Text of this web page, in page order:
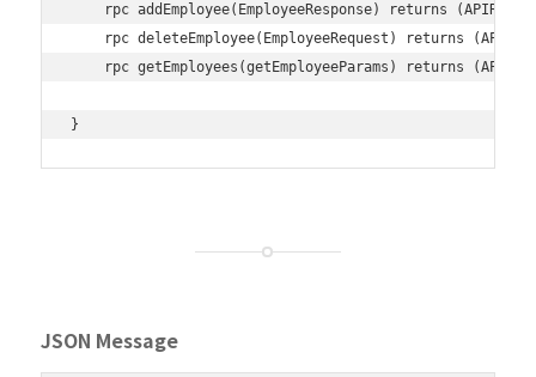
rpc addEmployee(EmployeeResponse) returns
rpc deleteEmployee(EmployeeRequest) returns
rpc getEmployees(getEmployeeParams) returns
JSON Message